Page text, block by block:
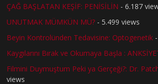
ÇAĞ BAŞLATAN KEŞİF: PENİSİLİN - 6.187
UNUTMAK MÜMKÜN MÜ? - 5.499 views
Beyin Kontrolünden Tedavisine: Optogenetik
Kaygılarını Bırak ve Okumaya Başla :
Filmini Duymuştum Peki ya Gerçeği?: Dr.
views